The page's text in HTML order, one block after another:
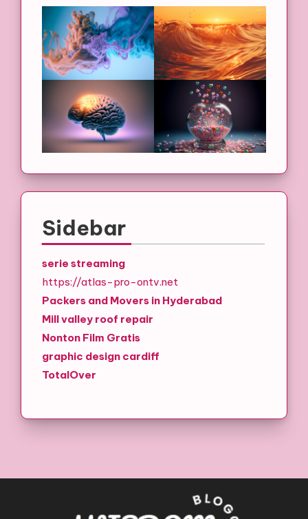
Sidebar
serie streaming
https://atlas-pro-ontv.net
Packers and Movers in Hyderabad
Mill valley roof repair
Nonton Film Gratis
graphic design cardiff
TotalOver